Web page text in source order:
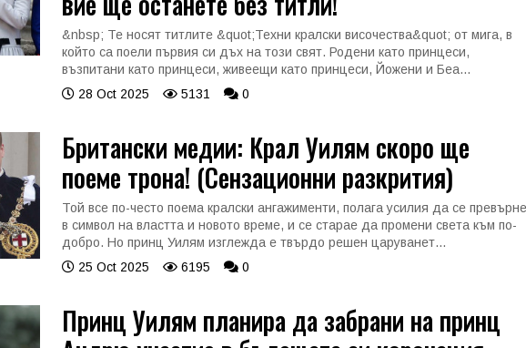
&nbsp; Те носят титлите &quot;Техни кралски височества&quot; от мига, в
който са поели първия си дъх на този свят. Родени като принцеси,
възпитани като принцеси, живеещи като принцеси, Йожени и Беа...
28 Oct 2025
5131 0
Британски медии: Крал Уилям скоро ще
поеме трона! (Сензационни разкрития)
Той все по-често поема кралски ангажименти, полага усилия да се превърне
в символ на властта и новото време, и се старае да промени света към по-
добро. Но принц Уилям изглежда е твърдо решен царуванет...
25 Oct 2025
6195 0
Принц Уилям планира да забрани на принц